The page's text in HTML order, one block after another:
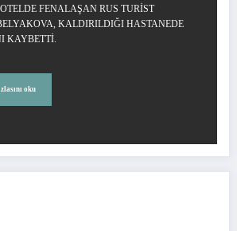
FENALAŞAN RUS TURİST
KALDIRILDIĞI HASTANEDE
KAYBETTİ.
oku